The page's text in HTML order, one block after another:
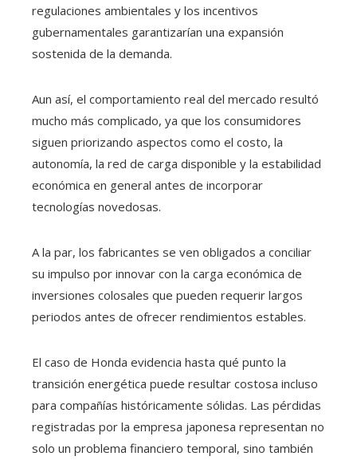
regulaciones ambientales y los incentivos
gubernamentales garantizarían una expansión
sostenida de la demanda.
Aun así, el comportamiento real del mercado resultó
mucho más complicado, ya que los consumidores
siguen priorizando aspectos como el costo, la
autonomía, la red de carga disponible y la estabilidad
económica en general antes de incorporar
tecnologías novedosas.
A la par, los fabricantes se ven obligados a conciliar
su impulso por innovar con la carga económica de
inversiones colosales que pueden requerir largos
periodos antes de ofrecer rendimientos estables.
El caso de Honda evidencia hasta qué punto la
transición energética puede resultar costosa incluso
para compañías históricamente sólidas. Las pérdidas
registradas por la empresa japonesa representan no
solo un problema financiero temporal, sino también